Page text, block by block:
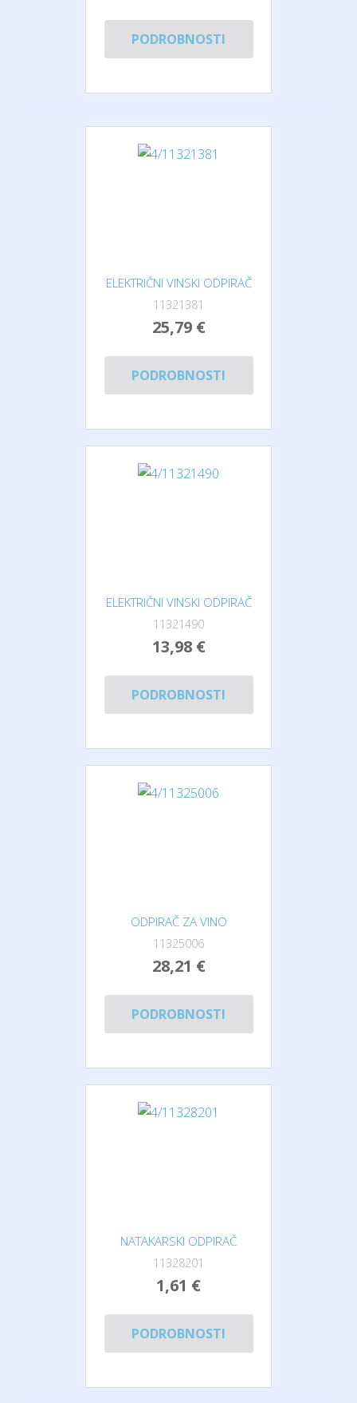
PODROBNOSTI
ELEKTRIČNI VINSKI ODPIRAČ
11321381
25,79 €
PODROBNOSTI
ELEKTRIČNI VINSKI ODPIRAČ
11321490
13,98 €
PODROBNOSTI
ODPIRAČ ZA VINO
11325006
28,21 €
PODROBNOSTI
NATAKARSKI ODPIRAČ
11328201
1,61 €
PODROBNOSTI